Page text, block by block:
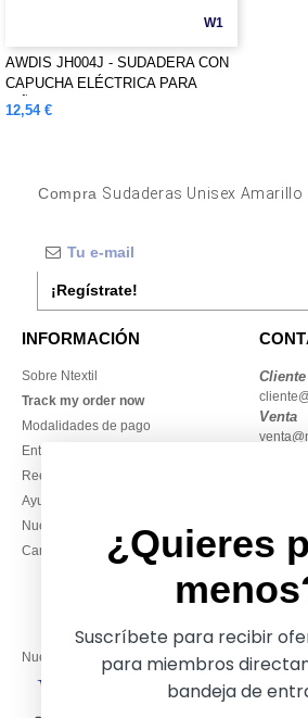
W1
AWDIS JH004J - SUDADERA CON
CAPUCHA ELÉCTRICA PARA
NIÑOS
12,54 €
Compra Sudaderas Unisex Amarillo
¡Regístrate!
INFORMACIÓN
Sobre Ntextil
Track my order now
Modalidades de pago
Entrega
Reembolsos / devoluciones
Ayuda & FAQs
Nuestros compromisos
Camisetas locales al por mayor
Cliente
Venta
Nuestros socios financieros
¿Quieres
Suscríbete para recibir
para miembros
bandeja de